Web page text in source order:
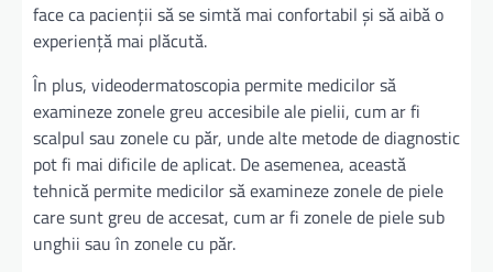
face ca pacienții să se simtă mai confortabil și să aibă o
experiență mai plăcută.
În plus, videodermatoscopia permite medicilor să
examineze zonele greu accesibile ale pielii, cum ar fi
scalpul sau zonele cu păr, unde alte metode de diagnostic
pot fi mai dificile de aplicat. De asemenea, această
tehnică permite medicilor să examineze zonele de piele
care sunt greu de accesat, cum ar fi zonele de piele sub
unghii sau în zonele cu păr.